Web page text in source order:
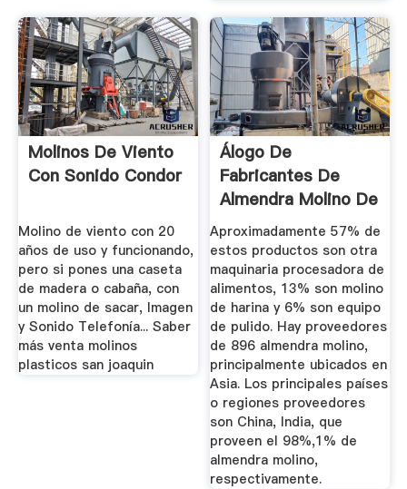
Molinos De Viento
Con Sonido Condor
Molino de viento con 20
años de uso y funcionando,
pero si pones una caseta
de madera o cabaña, con
un molino de sacar, Imagen
y Sonido Telefonía... Saber
más venta molinos
plasticos san joaquin
Álogo De
Fabricantes De
Almendra Molino De
Alta Calidad ...
Aproximadamente 57% de
estos productos son otra
maquinaria procesadora de
alimentos, 13% son molino
de harina y 6% son equipo
de pulido. Hay proveedores
de 896 almendra molino,
principalmente ubicados en
Asia. Los principales países
o regiones proveedores
son China, India, que
proveen el 98%,1% de
almendra molino,
respectivamente.